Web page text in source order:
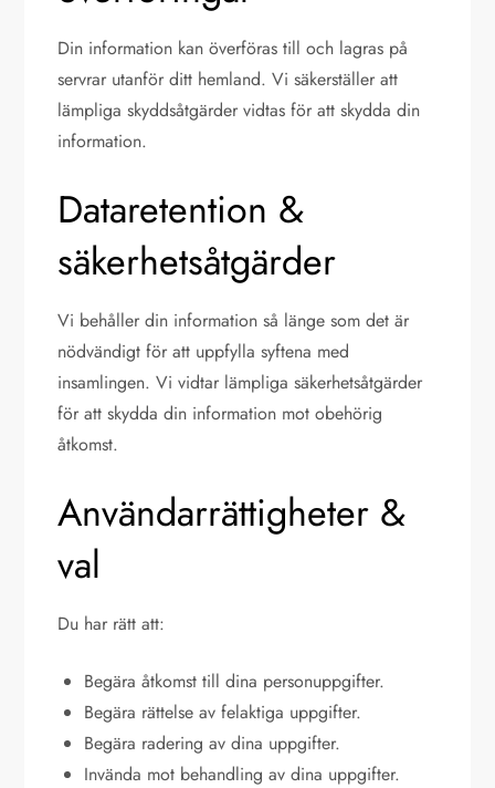
Din information kan överföras till och lagras på
servrar utanför ditt hemland. Vi säkerställer att
lämpliga skyddsåtgärder vidtas för att skydda din
information.
Dataretention &
säkerhetsåtgärder
Vi behåller din information så länge som det är
nödvändigt för att uppfylla syftena med
insamlingen. Vi vidtar lämpliga säkerhetsåtgärder
för att skydda din information mot obehörig
åtkomst.
Användarrättigheter &
val
Du har rätt att:
Begära åtkomst till dina personuppgifter.
Begära rättelse av felaktiga uppgifter.
Begära radering av dina uppgifter.
Invända mot behandling av dina uppgifter.